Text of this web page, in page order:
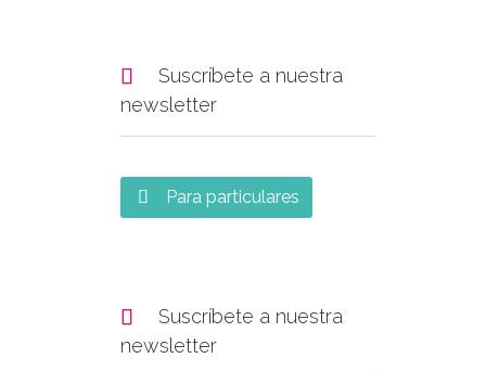

Suscríbete a nuestra
newsletter
 Para particulares

Suscríbete a nuestra
newsletter